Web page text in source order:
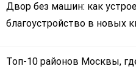
Двор без машин: как
благоустройство в новых
Топ-10 районов Москвы,